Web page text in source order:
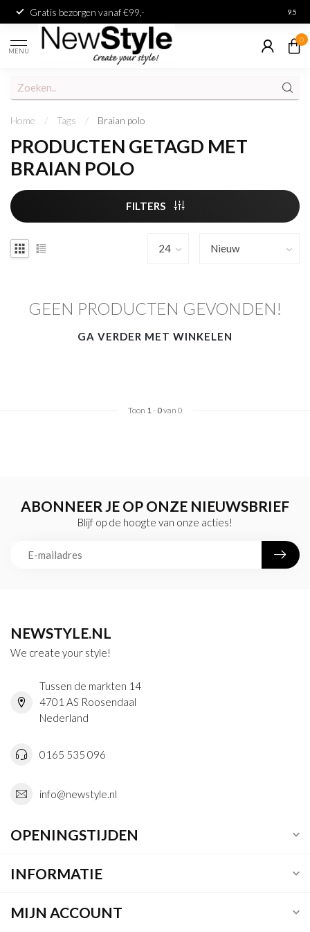
Gratis bezorgen vanaf €99,- 9.5
MENU
0
Home / Tags / Braian polo
PRODUCTEN GETAGD MET
BRAIAN POLO
FILTERS
GEEN PRODUCTEN GEVONDEN!
GA VERDER MET WINKELEN
Toon 1- 0van 0
ABONNEER JE OP ONZE NIEUWSBRIEF
Blijf op de hoogte van onze acties!
NEWSTYLE.NL
We create your style!
Tussen de markten 14
4701 AS Roosendaal
Nederland
0165 535 096
info@newstyle.nl
OPENINGSTIJDEN
INFORMATIE
MIJN ACCOUNT